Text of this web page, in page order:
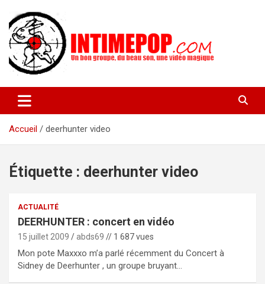
contenu
intimepop.com
actuelles pop rock, post-rock, indé sur Lyon. rock pop concert
lyon
Accueil
deerhunter video
Étiquette : deerhunter video
ACTUALITÉ
DEERHUNTER : concert en vidéo
15 juillet 2009 abds69 // 1 687 vues
Mon pote Maxxxo m’a parlé récemment du Concert à
Sidney de Deerhunter , un groupe bruyant…